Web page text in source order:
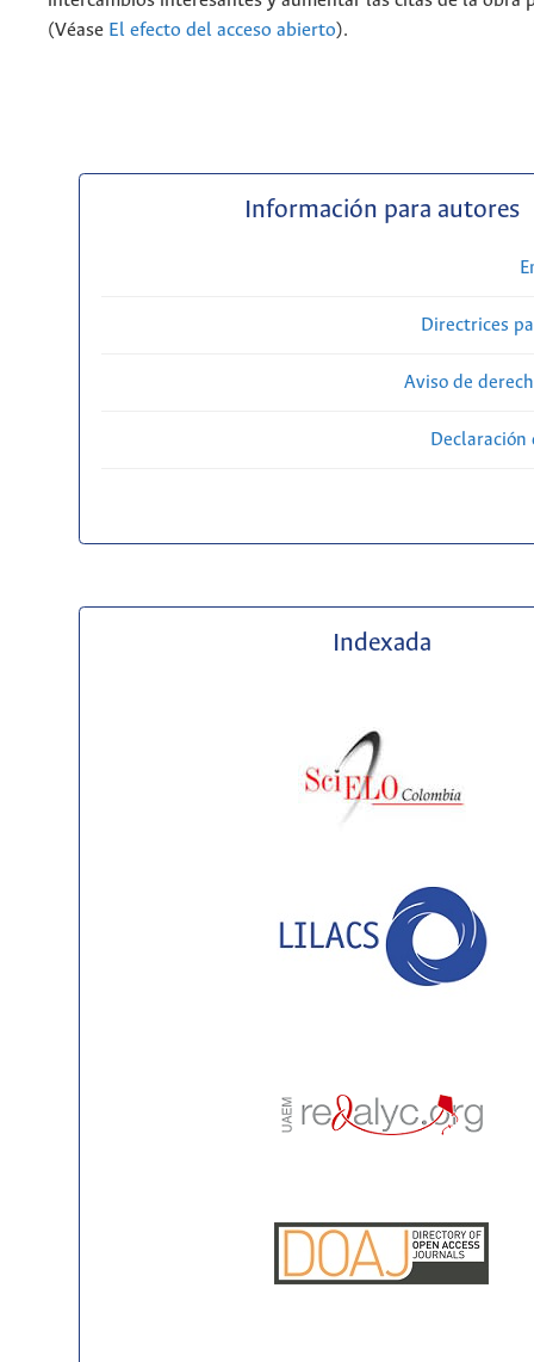
(Véase El efecto del acceso abierto).
Información para autores
Directrices
Aviso de
Indexada